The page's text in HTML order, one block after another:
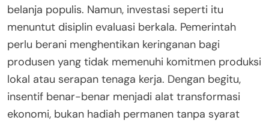
belanja populis. Namun, investasi seperti itu
menuntut disiplin evaluasi berkala. Pemerintah
perlu berani menghentikan keringanan bagi
produsen yang tidak memenuhi komitmen produksi
lokal atau serapan tenaga kerja. Dengan begitu,
insentif benar-benar menjadi alat transformasi
ekonomi, bukan hadiah permanen tanpa syarat